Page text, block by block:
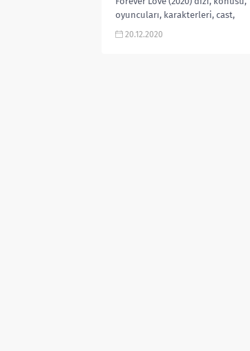
oyuncuları, karakterleri, cast,
yorumları, incelemesi, yeni bölüm
20.12.2020